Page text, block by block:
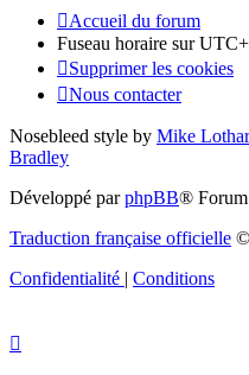
Accueil du forum
Fuseau horaire sur
Supprimer les cookies
Nous contacter
Nosebleed style by Mike Lothar
Bradley
Développé parphpBB®
Traduction française officielle ©
Confidentialité | Conditions